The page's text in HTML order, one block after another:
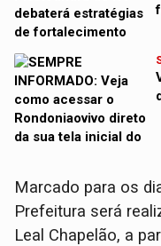
Marcado para os
Prefeitura será
Leal Chapelão, a